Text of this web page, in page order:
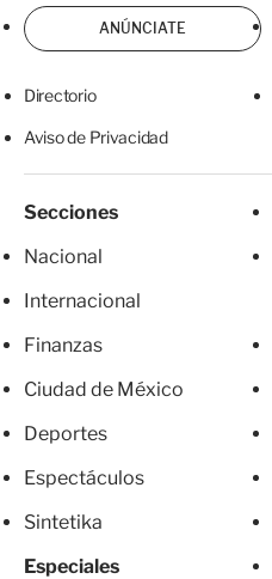
ANÚNCIATE
Directorio
Aviso de Privacidad
Secciones
Nacional
Internacional
Finanzas
Ciudad de México
Deportes
Espectáculos
Sintetika
Especiales